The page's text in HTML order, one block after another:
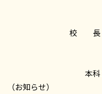
校 長
本科１年２組
（お知らせ）